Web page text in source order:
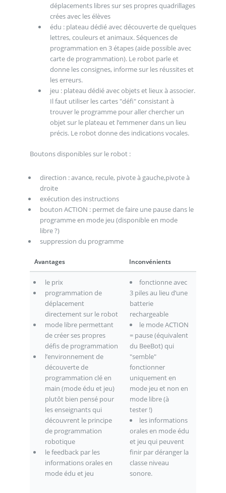
déplacements libres sur ses propres quadrillages
crées avec les élèves
édu : plateau dédié avec découverte de quelques
lettres, couleurs et animaux. Séquences de
programmation en 3 étapes (aide possible avec
carte de programmation). Le robot parle et
donne les consignes, informe sur les réussites et
les erreurs.
jeu : plateau dédié avec objets et lieux à associer.
Il faut utiliser les cartes "défi" consistant à
trouver le programme pour aller chercher un
objet sur le plateau et l’emmener dans un lieu
précis. Le robot donne des indications vocales.
Boutons disponibles sur le robot :
direction : avance, recule, pivote à gauche,pivote à
droite
exécution des instructions
bouton ACTION : permet de faire une pause dans le
programme en mode jeu (disponible en mode
libre ?)
suppression du programme
Avantages Inconvénients
le prix
programmation de
déplacement
directement sur le robot
mode libre permettant
de créer ses propres
défis de programmation
l’environnement de
découverte de
programmation clé en
main (mode édu et jeu)
plutôt bien pensé pour
les enseignants qui
découvrent le principe
de programmation
robotique
le feedback par les
informations orales en
mode édu et jeu
fonctionne avec
3 piles au lieu d’une
batterie
rechargeable
le mode ACTION
= pause (équivalent
du BeeBot) qui
"semble"
fonctionner
uniquement en
mode jeu et non en
mode libre (à
tester !)
les informations
orales en mode édu
et jeu qui peuvent
finir par déranger la
classe niveau
sonore.